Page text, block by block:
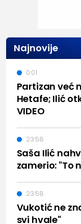
Najnovije
Partizan već
Hetafe; Ilić
VIDEO
0:01
Saša Ilić
zamerio: "To
23:58
Vukotić ne
svi hvale"
23:58